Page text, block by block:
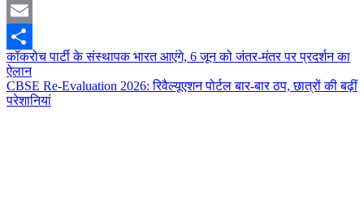
Mastodon
Email
Share
Post
navigation
कॉकरोच पार्टी के संस्थापक भारत आएंगे, 6 जून को जंतर-मंतर पर प्रदर्शन का
ऐलान
CBSE Re-Evaluation 2026: रिवैल्यूएशन पोर्टल बार-बार ठप, छात्रों की बढ़ीं
परेशानियां